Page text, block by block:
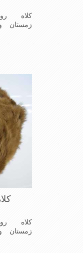
کلاه
زمستان
باشدوبه
روگرم
کلاه
زمستان